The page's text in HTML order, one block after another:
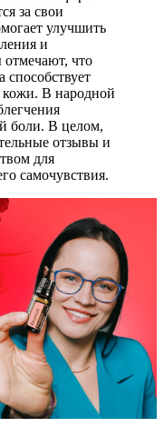
за свои
улучшить
и
что
способствует
кожи. В народной
боли. В целом,
отзывы и
для
самочувствия.